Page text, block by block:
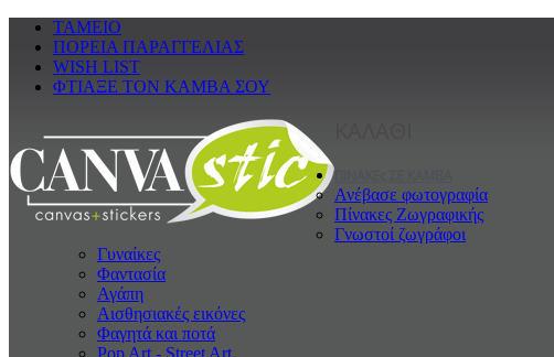
ΤΑΜΕΙΟ
ΠΟΡΕΙΑ ΠΑΡΑΓΓΕΛΙΑΣ
WISH LIST
ΦΤΙΑΞΕ ΤΟΝ ΚΑΜΒΑ ΣΟΥ
Ανέβασε φωτογραφία
Πίνακες Ζωγραφικής
Γνωστοί ζωγράφοι
Γυναίκες
Φαντασία
Αγάπη
Αισθησιακές εικόνες
Φαγητά και ποτά
Pop Art - Street Art